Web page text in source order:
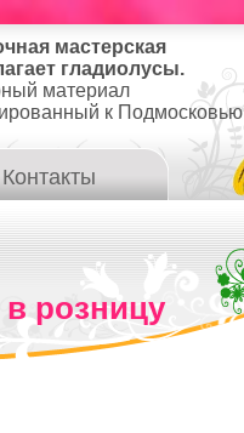
мастерская
гладиолусы.
материал
к Подмосковью
Контакты
розницу